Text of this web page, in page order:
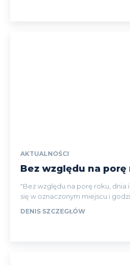
AKTUALNOŚCI
Bez względu na porę
"Bez względu na porę roku, dnia
się w oznaczonym miejscu i
DENIS SZCZEGŁÓW